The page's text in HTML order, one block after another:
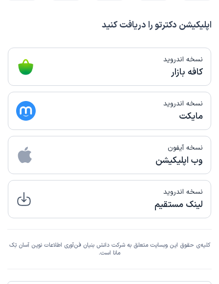
اپلیکیشن دکترتو را دریافت کنید
نسخه اندروید
کافه بازار
نسخه اندروید
مایکت
نسخه آیفون
وب اپلیکیشن
نسخه اندروید
لینک مستقیم
کلیه‌ی حقوق این وبسایت متعلق به شرکت دانش بنیان فن‌آوری اطلاعات نوین آسان تِک
مانا است.